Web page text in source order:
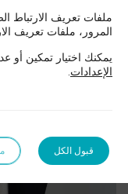
ملفات تعريف الارتباط
المرور، ملفات تعريف
يمكنك اختيار تمكين أو
الإعدادات.
قبول الكل